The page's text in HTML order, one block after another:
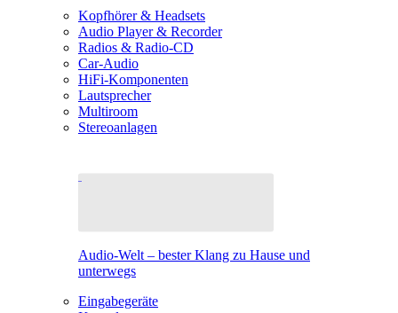
Kopfhörer & Headsets
Audio Player & Recorder
Radios & Radio-CD
Car-Audio
HiFi-Komponenten
Lautsprecher
Multiroom
Stereoanlagen
Audio-Welt – bester Klang zu Hause und
unterwegs
Eingabegeräte